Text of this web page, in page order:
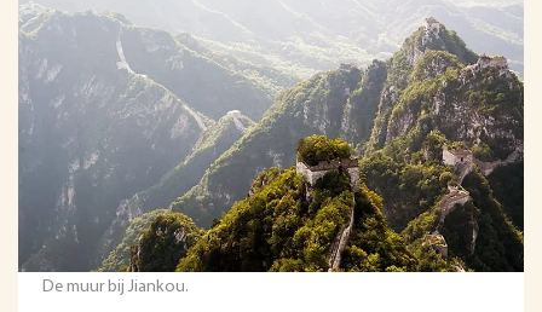
De muur bij Jiankou.